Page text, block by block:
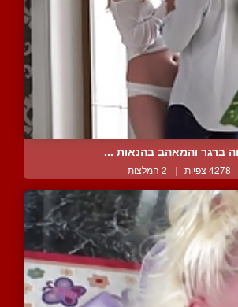
ברגר והמאהב בהנאות ...
4278 צפיות | 2 המלצות